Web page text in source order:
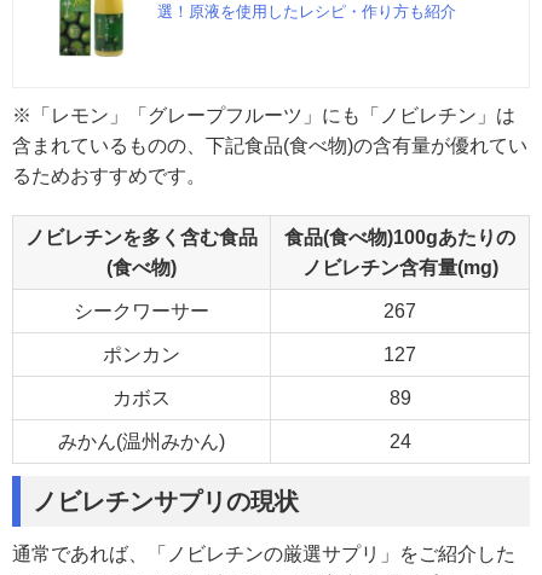
選！原液を使用したレシピ・作り方も紹介
※「レモン」「グレープフルーツ」にも「ノビレチン」は
含まれているものの、下記食品(食べ物)の含有量が優れてい
るためおすすめです。
ノビレチンを多く含む食品
(食べ物)
食品(食べ物)100gあたりの
ノビレチン含有量(mg)
シークワーサー 267
ポンカン 127
カボス 89
みかん(温州みかん) 24
ノビレチンサプリの現状
通常であれば、「ノビレチンの厳選サプリ」をご紹介した